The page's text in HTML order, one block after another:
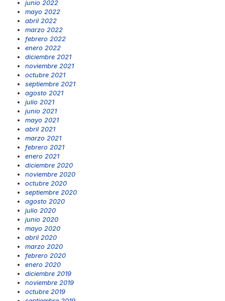
junio 2022
mayo 2022
abril 2022
marzo 2022
febrero 2022
enero 2022
diciembre 2021
noviembre 2021
octubre 2021
septiembre 2021
agosto 2021
julio 2021
junio 2021
mayo 2021
abril 2021
marzo 2021
febrero 2021
enero 2021
diciembre 2020
noviembre 2020
octubre 2020
septiembre 2020
agosto 2020
julio 2020
junio 2020
mayo 2020
abril 2020
marzo 2020
febrero 2020
enero 2020
diciembre 2019
noviembre 2019
octubre 2019